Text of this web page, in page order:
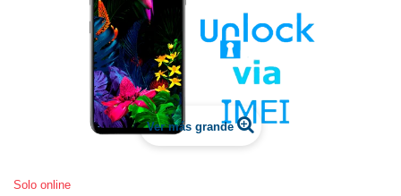
Ver más grande
Solo online